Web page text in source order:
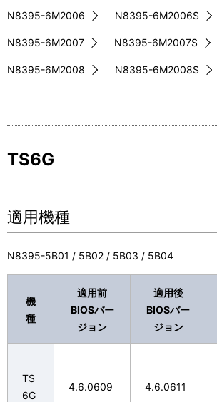
N8395-6M2006 N8395-6M2006S
N8395-6M2007 N8395-6M2007S
N8395-6M2008 N8395-6M2008S
TS6G
適用機種
N8395-5B01 / 5B02 / 5B03 / 5B04
機
種
適用前
BIOSバー
ジョン
適用後
BIOSバー
ジョン
TS
6G
4.6.0609 4.6.0611